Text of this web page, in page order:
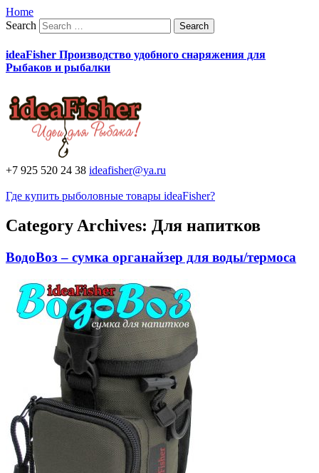
Home
Search
ideaFisher Производство удобного снаряжения для
Рыбаков и рыбалки
+7 925 520 24 38 ideafisher@ya.ru
Где купить рыболовные товары ideaFisher?
Category Archives: Для напитков
ВодоВоз – сумка органайзер для воды/термоса